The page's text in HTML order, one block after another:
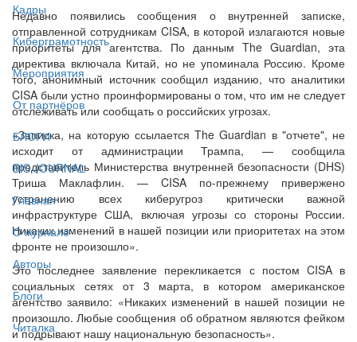
Кадры
Киберграмотность
Мероприятия
От партнёров
БЛОГИ
BIS JOURNAL
Главная
О журнале
Авторы
Блоги
Читалка
Недавно появились сообщения о внутренней записке,
отправленной сотрудникам CISA, в которой излагаются новые
приоритеты для агентства. По данным The Guardian, эта
директива включала Китай, но не упоминала Россию. Кроме
того, анонимный источник сообщил изданию, что аналитики
CISA были устно проинформированы о том, что им не следует
отслеживать или сообщать о российских угрозах.
«Записка, на которую ссылается The Guardian в "отчете", не
исходит от администрации Трампа, — сообщила
представитель Министерства внутренней безопасности (DHS)
Триша Маклафлин. — CISA по-прежнему привержено
устранению всех киберугроз критически важной
инфраструктуре США, включая угрозы со стороны России.
Никаких изменений в нашей позиции или приоритетах на этом
фронте не произошло».
Это последнее заявление перекликается с постом CISA в
социальных сетях от 3 марта, в котором американское
агентство заявило: «Никаких изменений в нашей позиции не
произошло. Любые сообщения об обратном являются фейком
и подрывают нашу национальную безопасность».